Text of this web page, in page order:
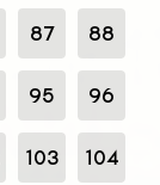
87 88
95 96
103 104